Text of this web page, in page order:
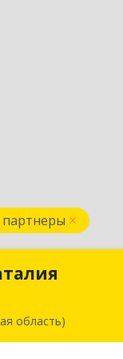
область)
Наталия